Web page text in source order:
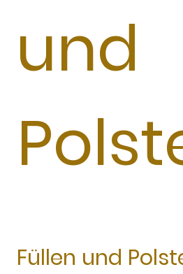
und
Füllen und